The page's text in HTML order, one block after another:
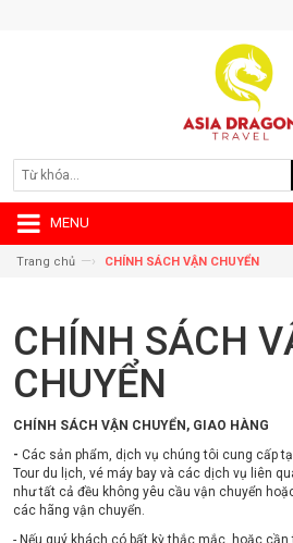
MENU
Trang chủ —› CHÍNH SÁCH VẬN CHUYỂN
CHÍNH SÁCH
CHUYỂN
CHÍNH SÁCH VẬN CHUYỂN, GIAO HÀNG
- Các sản phẩm, dịch vụ chúng tôi cung cấp
Tour du lịch, vé máy bay và các dịch vụ liên
như tất cả đều không yêu cầu vận chuyển
các hãng vận chuyển.
- Nếu quý khách có bất kỳ thắc mắc, hoặc